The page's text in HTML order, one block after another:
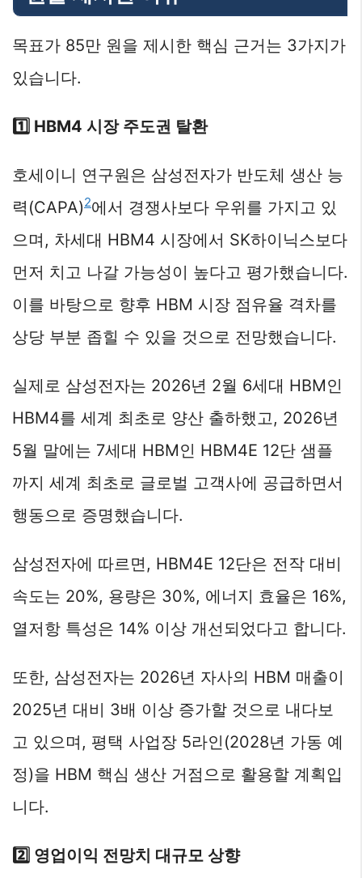
목표가 85만 원을 제시한 핵심 근거는 3가지가
있습니다.
1️⃣ HBM4 시장 주도권 탈환
호세이니 연구원은 삼성전자가 반도체 생산 능
력(CAPA)2에서 경쟁사보다 우위를 가지고 있
으며, 차세대 HBM4 시장에서 SK하이닉스보다
먼저 치고 나갈 가능성이 높다고 평가했습니다.
이를 바탕으로 향후 HBM 시장 점유율 격차를
상당 부분 좁힐 수 있을 것으로 전망했습니다.
실제로 삼성전자는 2026년 2월 6세대 HBM인
HBM4를 세계 최초로 양산 출하했고, 2026년
5월 말에는 7세대 HBM인 HBM4E 12단 샘플
까지 세계 최초로 글로벌 고객사에 공급하면서
행동으로 증명했습니다.
삼성전자에 따르면, HBM4E 12단은 전작 대비
속도는 20%, 용량은 30%, 에너지 효율은 16%,
열저항 특성은 14% 이상 개선되었다고 합니다.
또한, 삼성전자는 2026년 자사의 HBM 매출이
2025년 대비 3배 이상 증가할 것으로 내다보
고 있으며, 평택 사업장 5라인(2028년 가동 예
정)을 HBM 핵심 생산 거점으로 활용할 계획입
니다.
2️⃣ 영업이익 전망치 대규모 상향